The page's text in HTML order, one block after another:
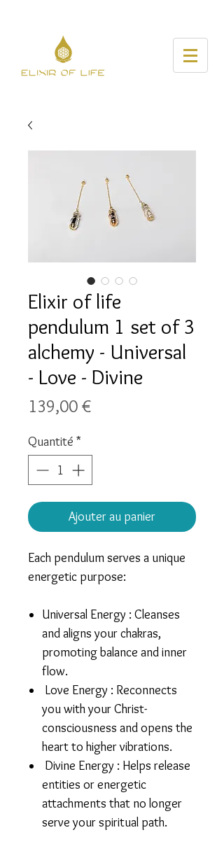
Elixir of life
pendulum 1 set of 3
alchemy - Universal
- Love - Divine
139,00 €Prix
Quantité *
Ajouter au panier
Each pendulum serves a unique
energetic purpose:
Universal Energy : Cleanses
and aligns your chakras,
promoting balance and inner
flow.
Love Energy : Reconnects
you with your Christ-
consciousness and opens the
heart to higher vibrations.
Divine Energy : Helps release
entities or energetic
attachments that no longer
serve your spiritual path.